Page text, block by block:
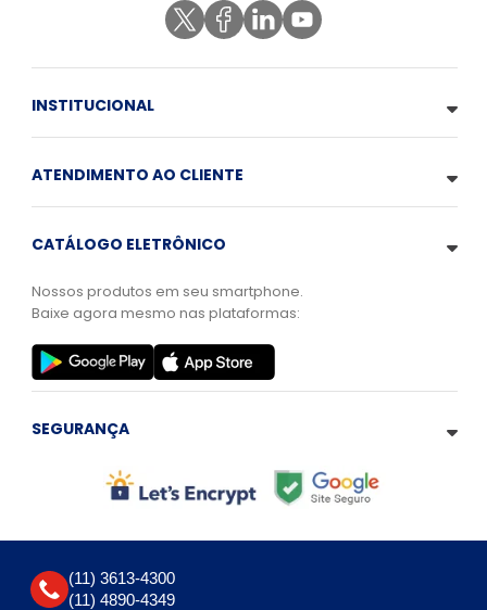
INSTITUCIONAL
ATENDIMENTO AO CLIENTE
CATÁLOGO ELETRÔNICO
Nossos produtos em seu smartphone.
Baixe agora mesmo nas plataformas:
SEGURANÇA
(11) 3613-4300
(11) 4890-4349